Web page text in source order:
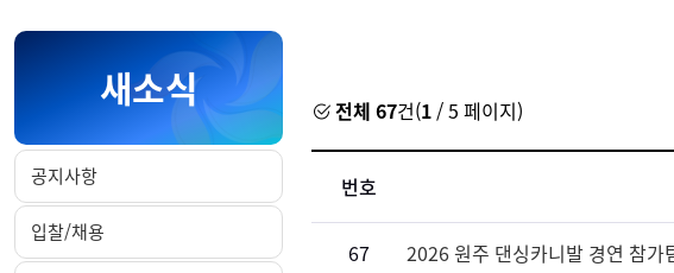
예술교육 프로그램
새소식
공지사항
입찰/채용
전체 67건(1/ 5 페이지)
번호
67 2026 원주 댄싱카니발 경연 참가